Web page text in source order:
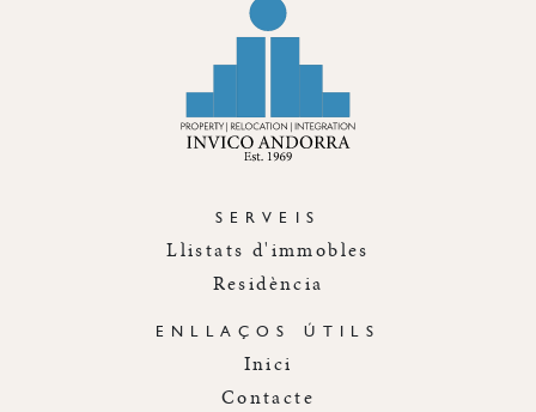
SERVEIS
Llistats d'immobles
Residència
ENLLAÇOS ÚTILS
Inici
Contacte